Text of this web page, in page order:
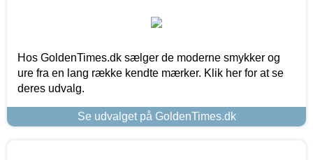
Hos GoldenTimes.dk sælger de moderne smykker og
ure fra en lang række kendte mærker. Klik her for at se
deres udvalg.
Se udvalget på GoldenTimes.dk